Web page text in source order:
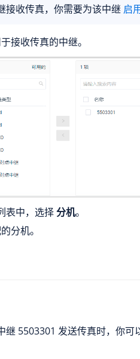
接收传真，你需要为该中继 启
接收传真的中继。
表中，选择分机。
分机。
继 5503301 发送传真时，你可